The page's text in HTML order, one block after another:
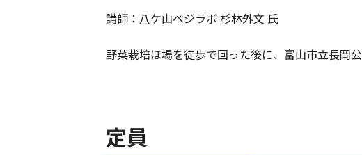
講師：八ケ山ベジラボ 杉林外文 氏
野菜栽培ほ場を徒歩で回った後に、富山市立長岡公
定員